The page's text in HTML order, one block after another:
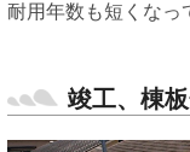
耐用年数も短くなっ
竣工、棟